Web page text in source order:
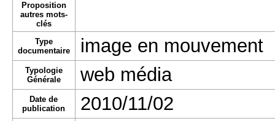
Proposition
autres mots-
clés
Type
documentaire
image en mouvement
Typologie
Générale
web média
Date de
publication
2010/11/02